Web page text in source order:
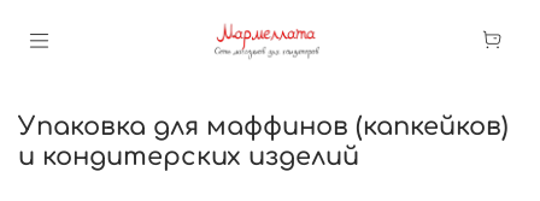
Упаковка для маффинов (капкейков)
и кондитерских изделий